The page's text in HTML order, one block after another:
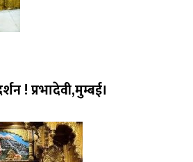
! प्रभादेवी,मुम्बई।